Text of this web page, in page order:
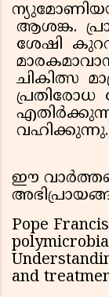
ആശങ്ക.
ശേഷി
ചികിത്സ
വഹിക്കുന്നു.
ഈ
Pope
and